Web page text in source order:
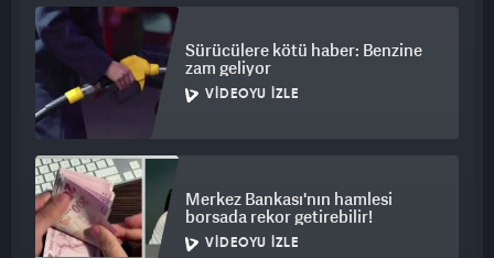
Sürücülere kötü haber: Benzine
zam geliyor
VIDEOYU İZLE
Merkez Bankası'nın hamlesi
borsada rekor getirebilir!
VIDEOYU İZLE